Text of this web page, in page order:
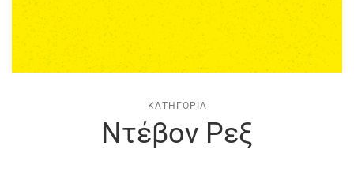
ΚΑΤΗΓΟΡΊΑ
Ντέβον Ρεξ